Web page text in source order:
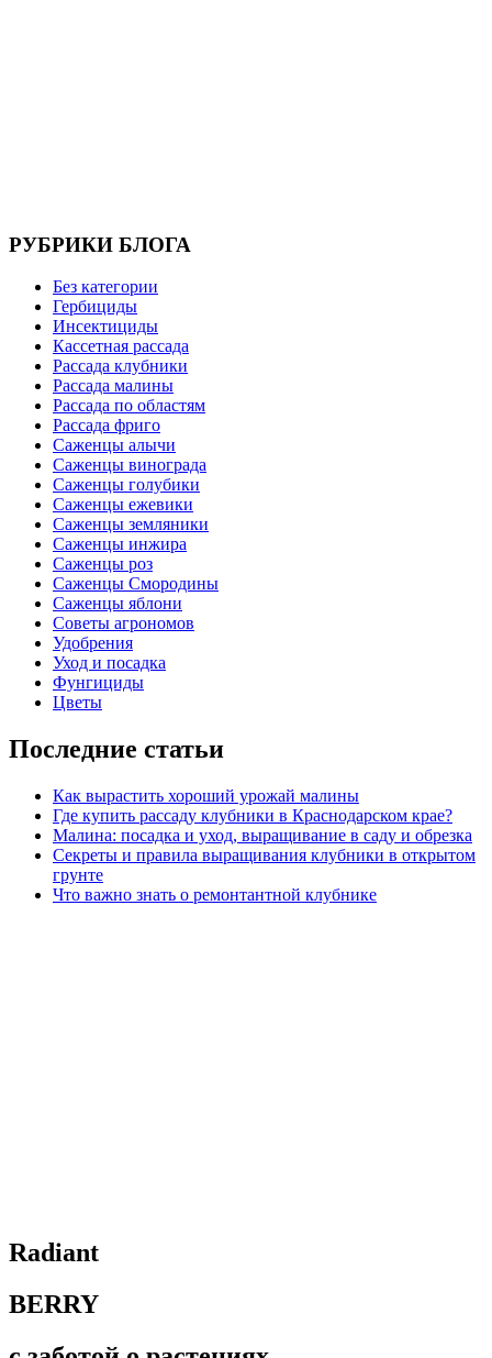
РУБРИКИ БЛОГА
Без категории
Гербициды
Инсектициды
Кассетная рассада
Рассада клубники
Рассада малины
Рассада по областям
Рассада фриго
Саженцы алычи
Саженцы винограда
Саженцы голубики
Саженцы ежевики
Саженцы земляники
Саженцы инжира
Саженцы роз
Саженцы Смородины
Саженцы яблони
Советы агрономов
Удобрения
Уход и посадка
Фунгициды
Цветы
Последние статьи
Как вырастить хороший урожай малины
Где купить рассаду клубники в Краснодарском крае?
Малина: посадка и уход, выращивание в саду и обрезка
Секреты и правила выращивания клубники в открытом
грунте
Что важно знать о ремонтантной клубнике
Radiant
BERRY